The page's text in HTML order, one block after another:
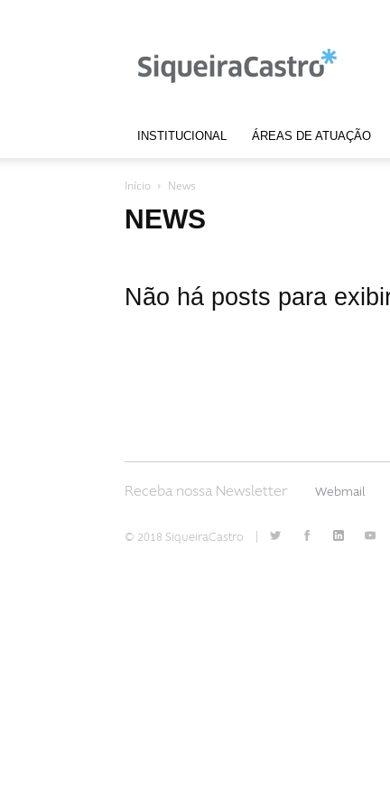
Siqueira
INSTITUCIONAL ÁREAS DE ATUAÇÃO
Início News
NEWS
Não há posts para
Receba nossa Newsletter Webmail
© 2018 SiqueiraCastro